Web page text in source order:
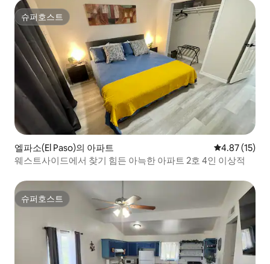
슈퍼호스트
슈퍼호스트
엘파소(El Paso)의 아파트 평점 4.87점
4.87 (15)
웨스트사이드에서 찾기 힘든 아늑한 아파트 2호 4인 이상적
슈퍼호스트
슈퍼호스트